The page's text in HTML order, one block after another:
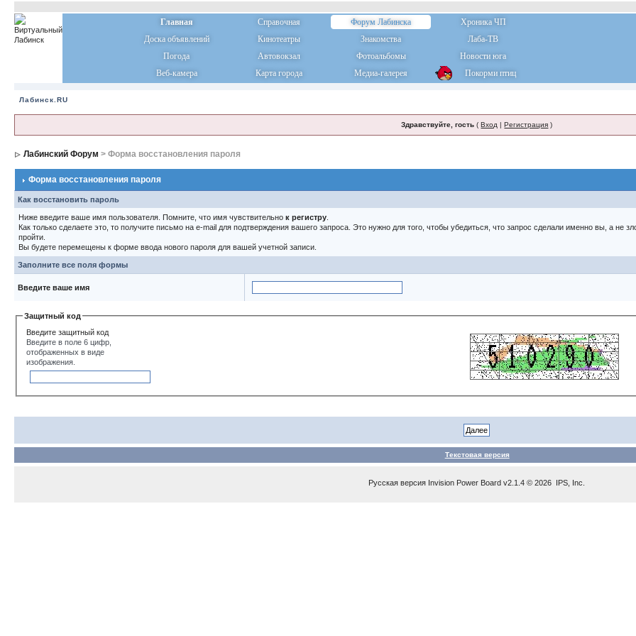
Главная Справочная Форум Лабинска
Хроника ЧП
Доска объявлений
Кинотеатры Знакомства
Лаба-ТВ
Погода
Автовокзал Фотоальбомы
Новости юга
Веб-камера
Карта города Медиа-галерея Покорми птиц
Лабинск.RU
Здравствуйте, гость (Вход |Регистрация )
Лабинский Форум > Форма восстановления пароля
Форма восстановления пароля
Как восстановить пароль
Ниже введите ваше имя пользователя. Помните, что имя чувствительнок регистру
Как только сделаете это, то получите письмо на e-mail для подтверждения вашего запроса. Это нужно для того, чтобы убедиться, что запрос сделали именно вы, а
пройти.
Вы будете перемещены к форме ввода нового пароля для вашей учетной записи.
Заполните все поля формы
Введите ваше имя
Защитный код
Введите защитный код
Введите в поле 6 цифр,
отображенных в виде
изображения.
Текстовая версия
Русская версия Invision Power Board v2.1.4 © 2026 IPS, Inc.